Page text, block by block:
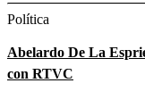
Política
Abelardo De La
con RTVC